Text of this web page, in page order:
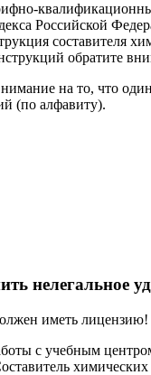
Российской
составителя
обратите
на то, что
(по алфавиту).
нелегальное
иметь лицензию!
с учебным